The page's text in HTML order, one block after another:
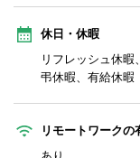
休日・休暇
リフレッシュ休
弔休暇、有給休暇
リモートワークの